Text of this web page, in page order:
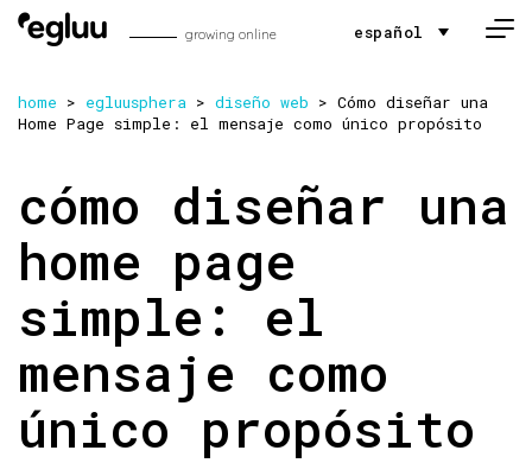
Skip to content
growing online español
home > egluusphera > diseño web > Cómo diseñar una
Home Page simple: el mensaje como único propósito
cómo diseñar una
home page
simple: el
mensaje como
único propósito